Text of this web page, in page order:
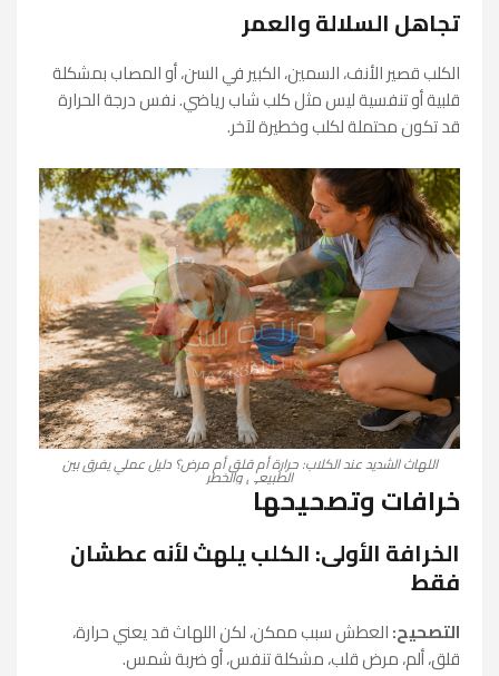
تجاهل السلالة والعمر
الكلب قصير الأنف، السمين، الكبير في السن، أو المصاب بمشكلة
قلبية أو تنفسية ليس مثل كلب شاب رياضي. نفس درجة الحرارة
قد تكون محتملة لكلب وخطيرة لآخر.
اللهاث الشديد عند الكلاب: حرارة أم قلق أم مرض؟ دليل عملي يفرق بين
الطبيعي والخطرخرافات وتصحيحها
الخرافة الأولى: الكلب يلهث لأنه عطشان
فقط
التصحيح:العطش سبب ممكن، لكن اللهاث قد يعني حرارة،
قلق، ألم، مرض قلب، مشكلة تنفس، أو ضربة شمس.